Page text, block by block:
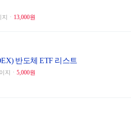
ㆍ 13,000원
반도체 ETF 리스트
지ㆍ 5,000원